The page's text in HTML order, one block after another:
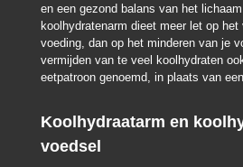
en een gezond balans van het
koolhydratenarm dieet meer let op
voeding, dan op het minderen van je
vermijden van te veel koolhydraten
eetpatroon genoemd, in plaats van
Koolhydraatarm en
voedsel